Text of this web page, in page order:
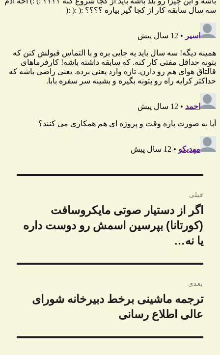
نوشته
قبلی
نوشته
قبلی:
اگر از دستیار صوتی مایکروسافت
(کورتانا) بپرسین اسمش رو دوست داره
یا نه…
بعدی
نوشته
بعدی:
ترجمه ماشینی برخط دبیرخانه شورای
عالی اطلاع رسانی